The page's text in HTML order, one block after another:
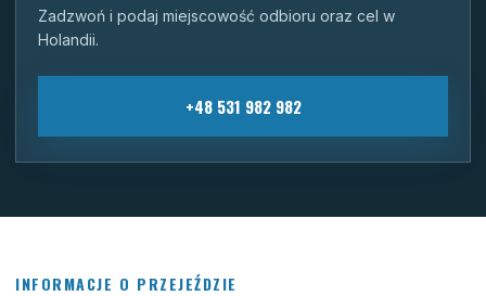
Zadzwoń i podaj miejscowość odbioru oraz cel w
Holandii.
+48 531 982 982
INFORMACJE O PRZEJEŹDZIE